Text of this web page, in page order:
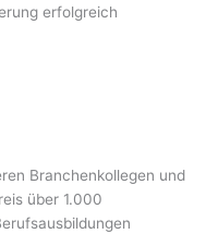
erfolgreich
Branchenkollegen und
über 1.000